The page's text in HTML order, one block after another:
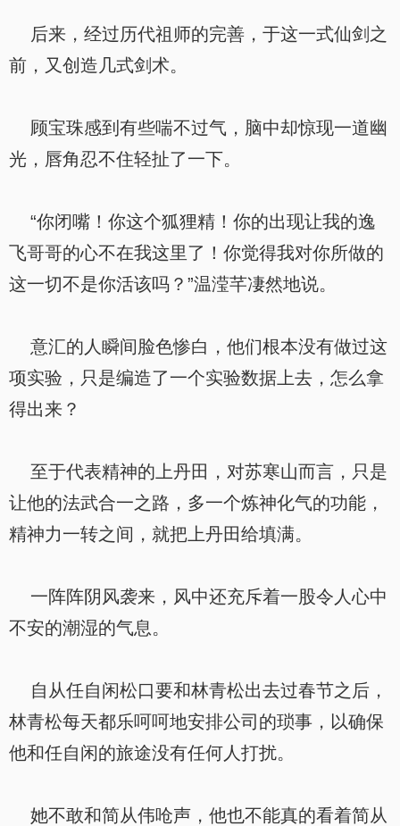
后来，经过历代祖师的完善，于这一式仙剑之
前，又创造几式剑术。
顾宝珠感到有些喘不过气，脑中却惊现一道幽
光，唇角忍不住轻扯了一下。
“你闭嘴！你这个狐狸精！你的出现让我的逸
飞哥哥的心不在我这里了！你觉得我对你所做的
这一切不是你活该吗？”温滢芊凄然地说。
意汇的人瞬间脸色惨白，他们根本没有做过这
项实验，只是编造了一个实验数据上去，怎么拿
得出来？
至于代表精神的上丹田，对苏寒山而言，只是
让他的法武合一之路，多一个炼神化气的功能，
精神力一转之间，就把上丹田给填满。
一阵阵阴风袭来，风中还充斥着一股令人心中
不安的潮湿的气息。
自从任自闲松口要和林青松出去过春节之后，
林青松每天都乐呵呵地安排公司的琐事，以确保
他和任自闲的旅途没有任何人打扰。
她不敢和简从伟呛声，他也不能真的看着简从